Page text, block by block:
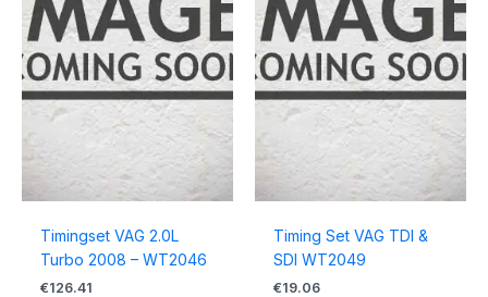
Timingset VAG 2.0L
Turbo 2008 – WT2046
€126.41
Timing Set VAG TDI &
SDI WT2049
€19.06